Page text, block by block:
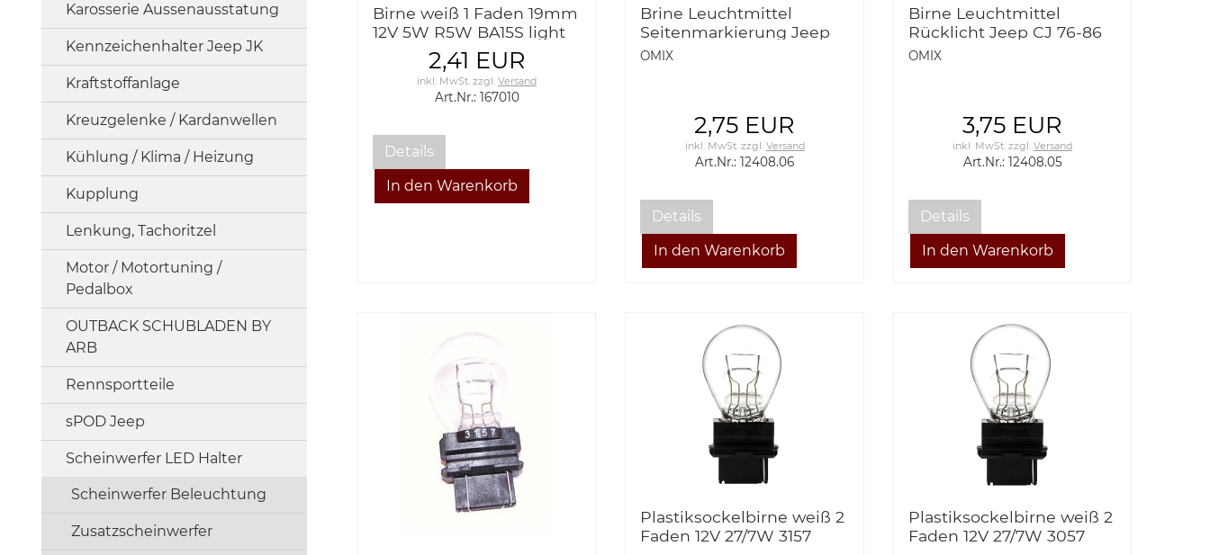
Karosserie Aussenausstatung
Kennzeichenhalter Jeep JK
Kraftstoffanlage
Kreuzgelenke / Kardanwellen
Kühlung / Klima / Heizung
Kupplung
Lenkung, Tachoritzel
Motor / Motortuning /
Pedalbox
OUTBACK SCHUBLADEN BY
ARB
Rennsportteile
sPOD Jeep
Scheinwerfer LED Halter
Scheinwerfer Beleuchtung
Zusatzscheinwerfer
Birne weiß 1 Faden 19mm
12V 5W R5W BA15S light
bulb white 1 thread
2,41 EUR
inkl. MwSt. zzgl.Versand
Art.Nr.: 167010
Details
Brine Leuchtmittel
Seitenmarkierung Jeep
CJ Wrangler YJ, TJ 72-06
OMIX
2,75 EUR
inkl. MwSt.zzgl. Versand
Art.Nr.: 12408.06
Details
Birne Leuchtmittel
Rücklicht Jeep CJ 76-86
Wrangler YJ, TJ 87-06
OMIX
3,75 EUR
inkl. MwSt. zzgl.Versand
Art.Nr.: 12408.05
Details
Plastiksockelbirne weiß 2
Faden 12V 27/7W 3157
Plastiksockelbirne weiß 2
Faden 12V 27/7W 3057